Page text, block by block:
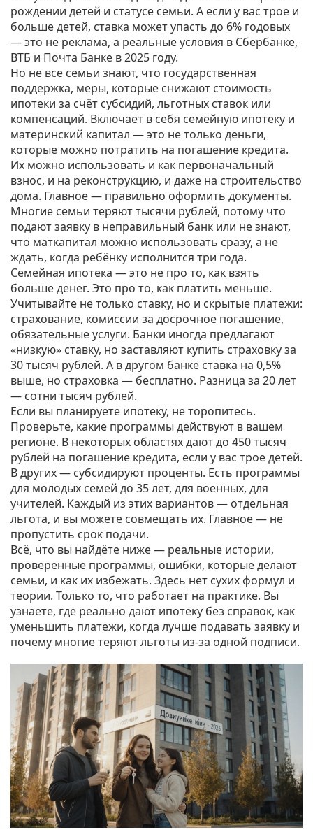
рождении детей и статусе семьи. А если у вас трое и
больше детей, ставка может упасть до 6% годовых
— это не реклама, а реальные условия в Сбербанке,
ВТБ и Почта Банке в 2025 году.
Но не все семьи знают, что государственная
поддержка, меры, которые снижают стоимость
ипотеки за счёт субсидий, льготных ставок или
компенсаций. Включает в себя семейную ипотеку и
материнский капитал — это не только деньги,
которые можно потратить на погашение кредита.
Их можно использовать и как первоначальный
взнос, и на реконструкцию, и даже на строительство
дома. Главное — правильно оформить документы.
Многие семьи теряют тысячи рублей, потому что
подают заявку в неправильный банк или не знают,
что маткапитал можно использовать сразу, а не
ждать, когда ребёнку исполнится три года.
Семейная ипотека — это не про то, как взять
больше денег. Это про то, как платить меньше.
Учитывайте не только ставку, но и скрытые платежи:
страхование, комиссии за досрочное погашение,
обязательные услуги. Банки иногда предлагают
«низкую» ставку, но заставляют купить страховку за
30 тысяч рублей. А в другом банке ставка на 0,5%
выше, но страховка — бесплатно. Разница за 20 лет
— сотни тысяч рублей.
Если вы планируете ипотеку, не торопитесь.
Проверьте, какие программы действуют в вашем
регионе. В некоторых областях дают до 450 тысяч
рублей на погашение кредита, если у вас трое детей.
В других — субсидируют проценты. Есть программы
для молодых семей до 35 лет, для военных, для
учителей. Каждый из этих вариантов — отдельная
льгота, и вы можете совмещать их. Главное — не
пропустить срок подачи.
Всё, что вы найдёте ниже — реальные истории,
проверенные программы, ошибки, которые делают
семьи, и как их избежать. Здесь нет сухих формул и
теории. Только то, что работает на практике. Вы
узнаете, где реально дают ипотеку без справок, как
уменьшить платежи, когда лучше подавать заявку и
почему многие теряют льготы из-за одной подписи.